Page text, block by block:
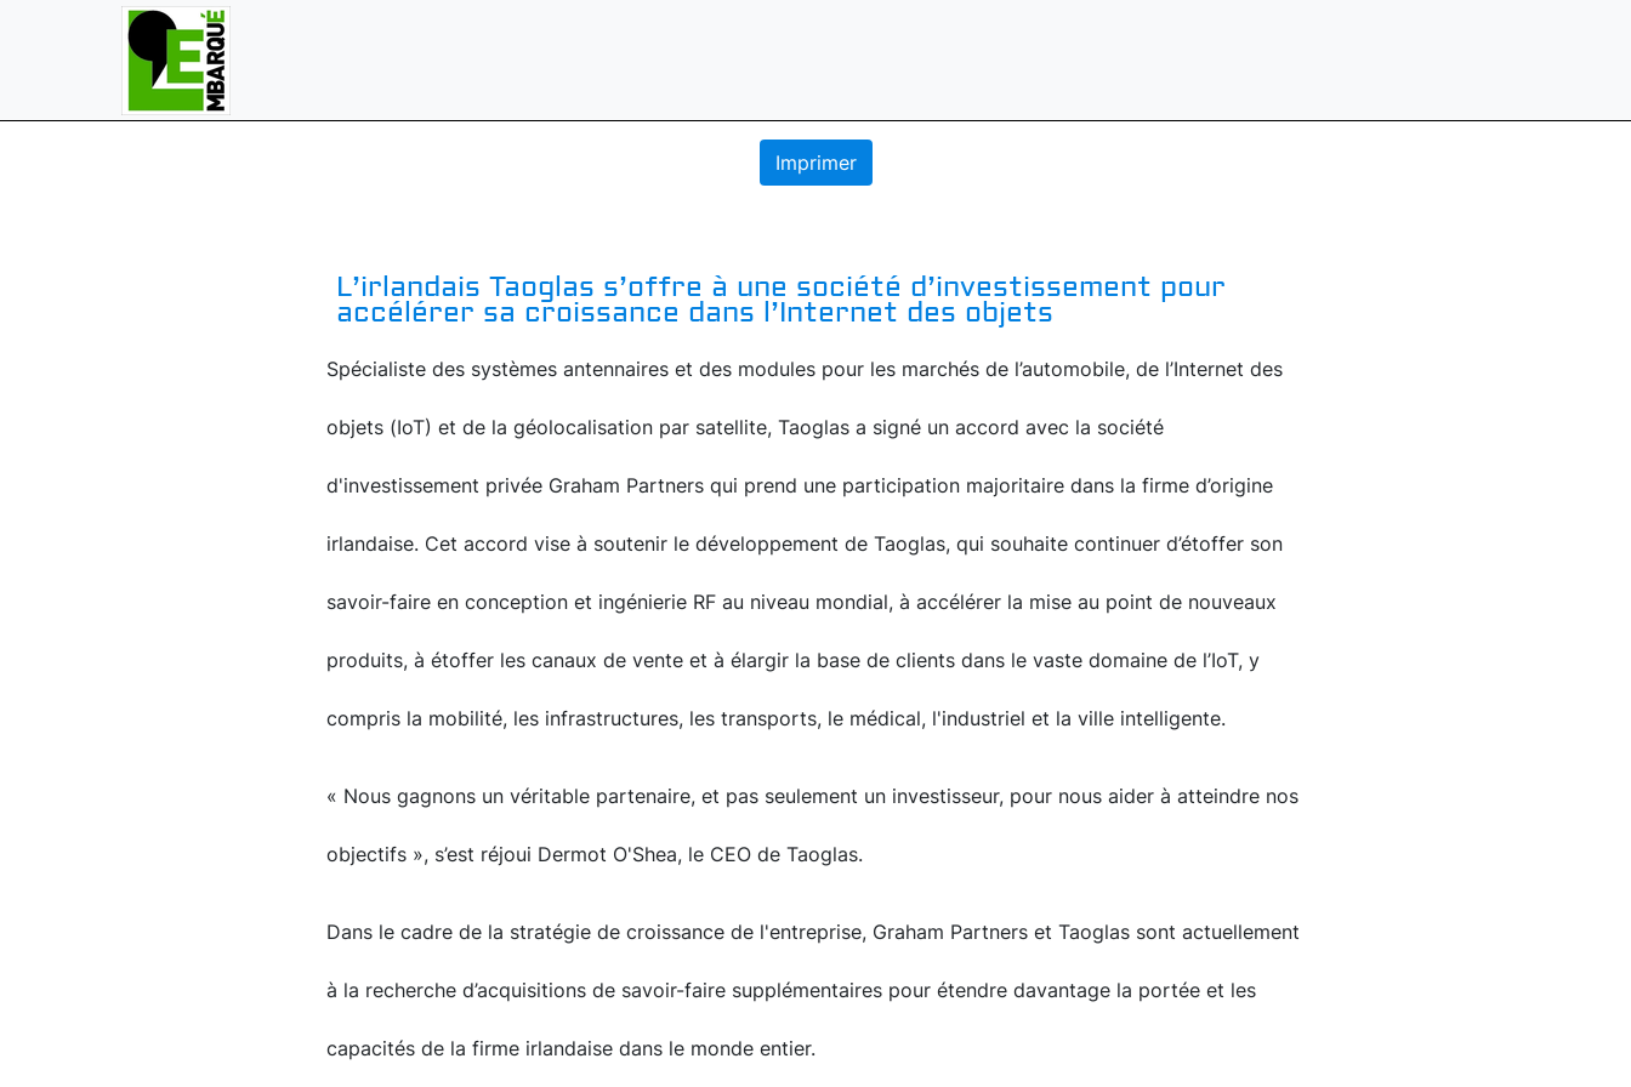
Imprimer
L’irlandais Taoglas s’offre à une société d’investissement pour
accélérer sa croissance dans l’Internet des objets
Spécialiste des systèmes antennaires et des modules pour les marchés de l’automobile, de l’Internet des
objets (IoT) et de la géolocalisation par satellite, Taoglas a signé un accord avec la société
d'investissement privée Graham Partners qui prend une participation majoritaire dans la firme d’origine
irlandaise. Cet accord vise à soutenir le développement de Taoglas, qui souhaite continuer d’étoffer son
savoir-faire en conception et ingénierie RF au niveau mondial, à accélérer la mise au point de nouveaux
produits, à étoffer les canaux de vente et à élargir la base de clients dans le vaste domaine de l’IoT, y
compris la mobilité, les infrastructures, les transports, le médical, l'industriel et la ville intelligente.
« Nous gagnons un véritable partenaire, et pas seulement un investisseur, pour nous aider à atteindre nos
objectifs », s’est réjoui Dermot O'Shea, le CEO de Taoglas.
Dans le cadre de la stratégie de croissance de l'entreprise, Graham Partners et Taoglas sont actuellement
à la recherche d’acquisitions de savoir-faire supplémentaires pour étendre davantage la portée et les
capacités de la firme irlandaise dans le monde entier.